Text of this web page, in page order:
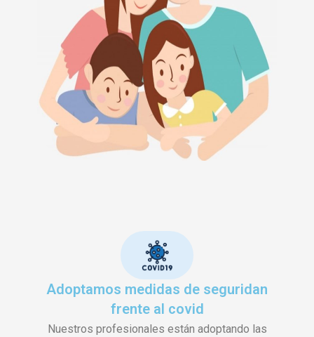
Adoptamos medidas de seguridan
frente al covid
Nuestros profesionales están adoptando las